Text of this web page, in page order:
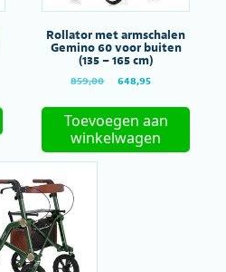
productpagina
product
heeft
meerdere
variaties.
Deze
optie
kan
gekozen
worden
op
Rollator met armschalen
Gemino 60 voor buiten
(135 – 165 cm)
859,00
Oorspronkelijke
was:
€859,00.
648,95
is:
€648,95.
Toevoegen aan
winkelwagen